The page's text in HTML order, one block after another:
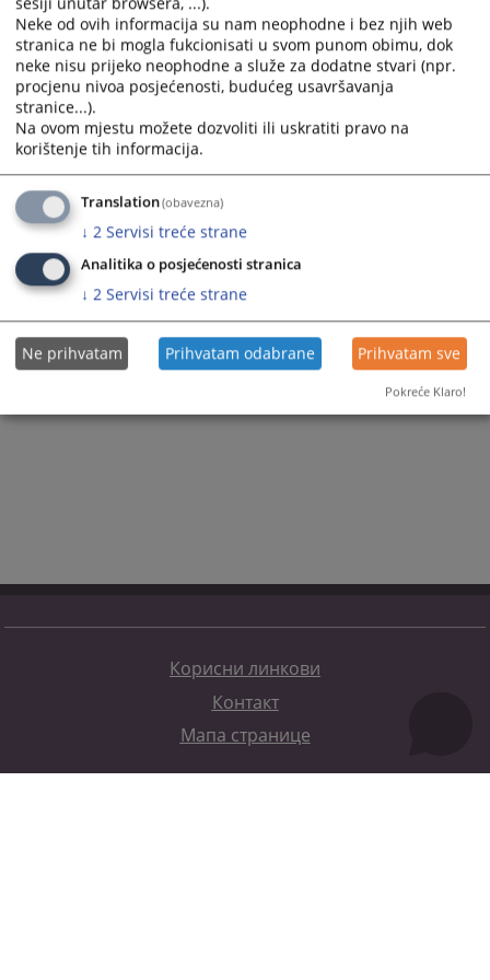
111 ПРЕГЛЕДА
Корисни линкови
Контакт
Мапа странице
Neke od ovih informacija su nam neophodne i bez njih web
stranica ne bi mogla fukcionisati u svom punom obimu, dok
neke nisu prijeko neophodne a služe za dodatne stvari (npr.
procjenu nivoa posjećenosti, budućeg usavršavanja
stranice...).
Na ovom mjestu možete dozvoliti ili uskratiti pravo na
korištenje tih informacija.
Translation(obavezna)
↓ 2 Servisi treće strane
Analitika o posjećenosti stranica
↓ 2 Servisi treće strane
Ne prihvatam Prihvatam odabrane Prihvatam sve
Pokreće Klaro!